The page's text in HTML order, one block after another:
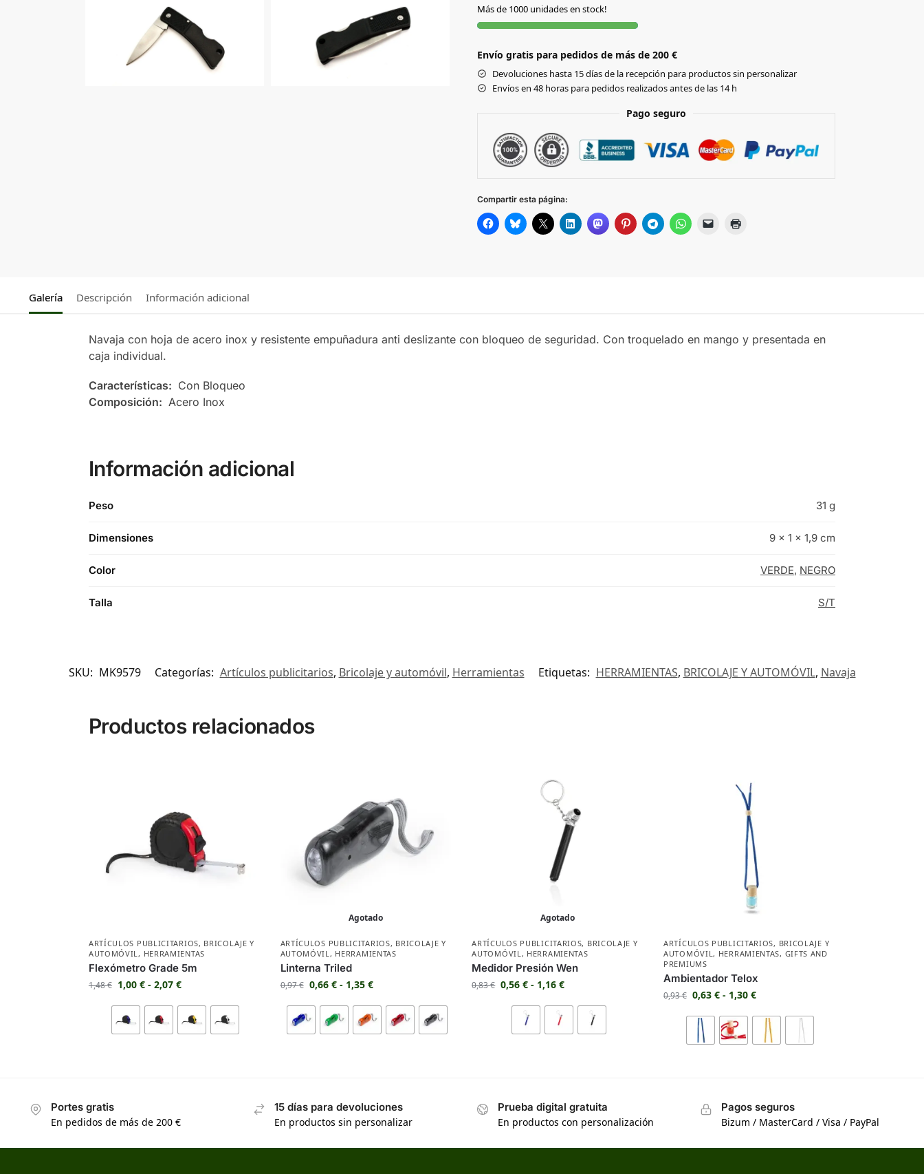
VERDE
Más de 1000 unidades en stock!
Envío gratis para pedidos de más de 200 €
Devoluciones hasta 15 días de la recepción para productos sin personalizar
Envíos en 48 horas para pedidos realizados antes de las 14 h
Pago seguro
Compartir esta página:
Galería Descripción Información adicional
Navaja con hoja de acero inox y resistente empuñadura anti deslizante con bloqueo de seguridad. Con troquelado en mango y presentada en
caja individual.
Características: Con Bloqueo
Composición: Acero Inox
Información adicional
Peso 31 g
Dimensiones 9 × 1 × 1,9 cm
Color VERDE, NEGRO
Talla S/T
SKU: MK9579 Categorías: Artículos publicitarios, Bricolaje y automóvil, Herramientas Etiquetas: HERRAMIENTAS, BRICOLAJE Y AUTOMÓVIL, Navaja
Productos relacionados
ARTÍCULOS PUBLICITARIOS, BRICOLAJE Y
AUTOMÓVIL, HERRAMIENTAS
Flexómetro Grade 5m
1,48€ 1,00 € - 2,07 €
Agotado
ARTÍCULOS PUBLICITARIOS, BRICOLAJE Y
AUTOMÓVIL, HERRAMIENTAS
Linterna Triled
0,97€ 0,66 € - 1,35 €
Agotado
ARTÍCULOS PUBLICITARIOS, BRICOLAJE Y
AUTOMÓVIL, HERRAMIENTAS
Medidor Presión Wen
0,83€ 0,56€ - 1,16€
ARTÍCULOS PUBLICITARIOS, BRICOLAJE Y
AUTOMÓVIL, HERRAMIENTAS, GIFTS AND
PREMIUMS
Ambientador Telox
0,93€ 0,63€ - 1,30€
Portes gratis
En pedidos de más de 200 €
15 días para devoluciones
En productos sin personalizar
Prueba digital gratuita
En productos con personalización
Pagos seguros
Bizum / MasterCard / Visa / PayPal